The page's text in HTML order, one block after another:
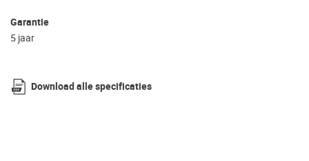
Garantie
5 jaar
Download alle specificaties